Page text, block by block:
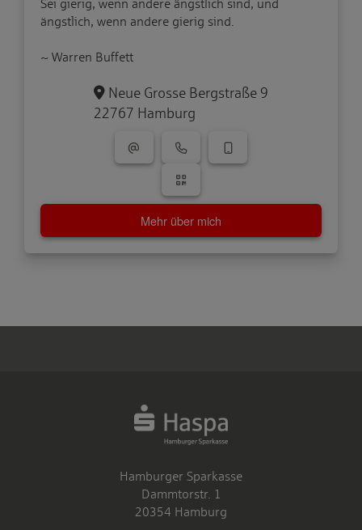
Sei gierig, wenn andere ängstlich sind, und
ängstlich, wenn andere gierig sind.
~ Warren Buffett
Neue Grosse Bergstraße 9
22767 Hamburg
Mehr über mich
Hamburger Sparkasse
Dammtorstr. 1
20354 Hamburg